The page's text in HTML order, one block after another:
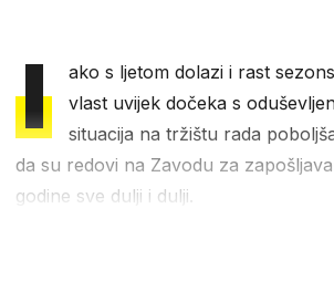
I
ako s ljetom dolazi i rast
vlast uvijek dočeka s
situacija na tržištu rada
da su redovi na Zavodu za
godine sve dulji i dulji.